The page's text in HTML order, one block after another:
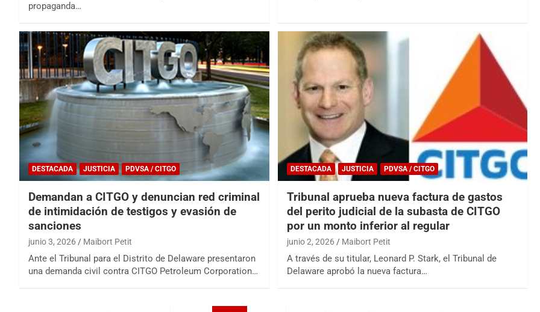
propaganda…
DESTACADA JUSTICIA PDVSA / CITGO
Demandan a CITGO y denuncian red criminal
de intimidación de testigos y evasión de
sanciones
junio 3, 2026 Maibort Petit
Ante el Tribunal para el Distrito de Delaware presentaron
una demanda civil contra CITGO Petroleum Corporation…
DESTACADA JUSTICIA PDVSA / CITGO
Tribunal aprueba nueva factura de gastos
del perito judicial de la subasta de CITGO
por un monto inferior al regular
junio 2, 2026 Maibort Petit
A través de su titular, Leonard P. Stark, el Tribunal de
Delaware aprobó la nueva factura…